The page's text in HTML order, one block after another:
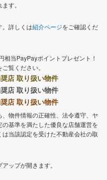
す。
。詳しくは紹介ページをご確認くだ
相当PayPayポイントプレゼント！
ご覧ください。
店 取り扱い物件
店 取り扱い物件
店 取り扱い物件
物件情報の正確性、法令遵守、ヤ
基準を満たした優良な店舗運営を
当該認定を受けた不動産会社の取
ップが開きます。